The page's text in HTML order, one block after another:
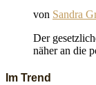
von Sandra
Der
näher an die
Im Trend